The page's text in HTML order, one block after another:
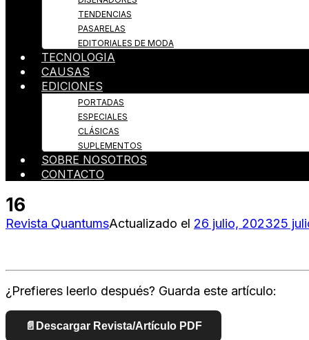
TENDENCIAS
PASARELAS
EDITORIALES DE MODA
TECNOLOGIA
CAUSAS
EDICIONES
PORTADAS
ESPECIALES
CLÁSICAS
SUPLEMENTOS
SOBRE NOSOTROS
CONTACTO
16
Revista QuantumsActualizado el 26 julio, 202325
¿Prefieres leerlo después? Guarda este artículo:
📄 Descargar Revista/Artículo PDF